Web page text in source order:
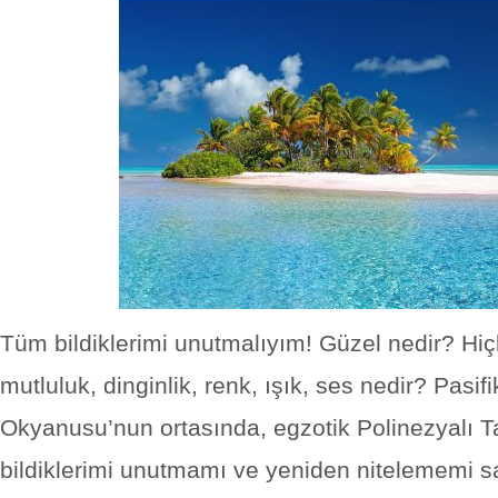
Tüm bildiklerimi unutmalıyım! Güzel nedir?
mutluluk, dinginlik, renk, ışık, ses nedir?
Okyanusu’nun ortasında, egzotik Polinezyalı
bildiklerimi unutmamı ve yeniden nitelememi